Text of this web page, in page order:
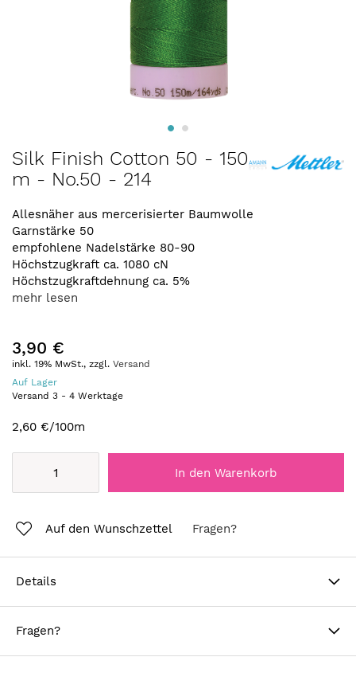
Zum
Anfang
der
springen
Silk Finish Cotton 50 - 150
m - No.50 - 214
Allesnäher aus mercerisierter Baumwolle
Garnstärke 50
empfohlene Nadelstärke 80-90
Höchstzugkraft ca. 1080 cN
Höchstzugkraftdehnung ca. 5%
mehr lesen
3,90 €
inkl. 19% MwSt., zzgl. Versand
Auf Lager
Versand 3 - 4 Werktage
2,60 €/100m
In den Warenkorb
Auf den Wunschzettel Fragen?
Details
Fragen?